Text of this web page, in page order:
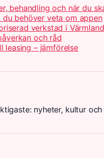
behandling och när du
behöver veta om appen
verkstad i Värmland
och råd
leasing – jämförelse
nyheter, kultur